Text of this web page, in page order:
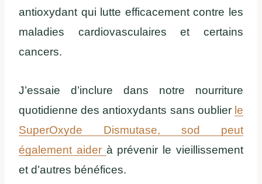
antioxydant qui lutte efficacement contre les
maladies cardiovasculaires et certains
cancers.
J’essaie d’inclure dans notre nourriture
quotidienne des antioxydants sans oublier le
SuperOxyde Dismutase, sod peut
également aider à prévenir le vieillissement
et d’autres bénéfices.